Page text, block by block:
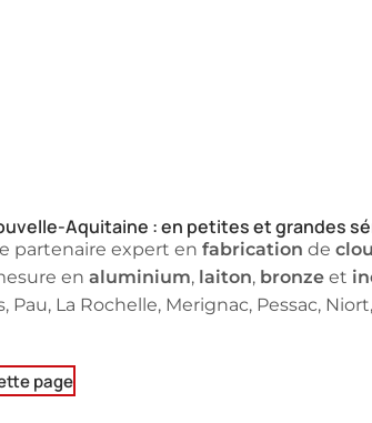
de voirie sur mesure en Nouvelle-
Aquitaine : en petites et grandes
partenaire expert en fabrication de
en aluminium, laiton, bronzeet
Pau, La Rochelle, Merignac, Pessac,
page